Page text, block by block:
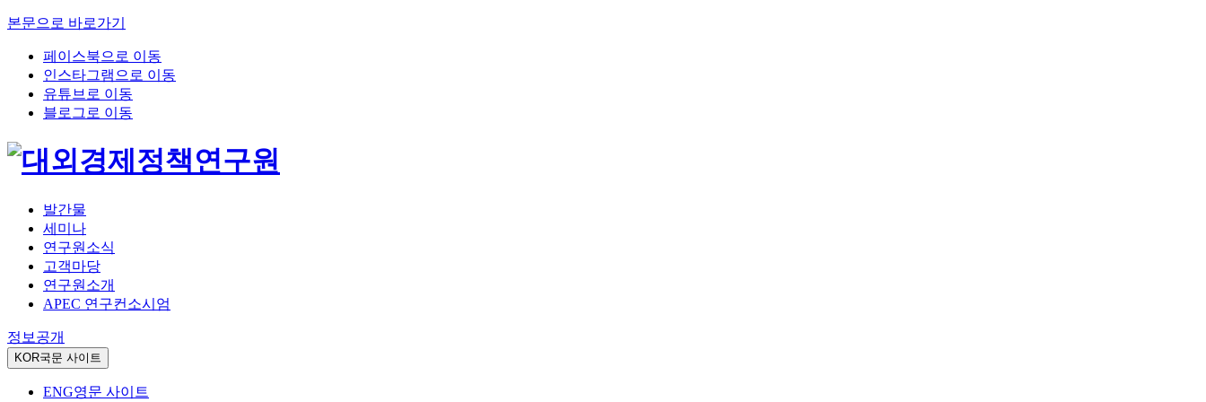
본문으로 바로가기
페이스북으로 이동
인스타그램으로 이동
유튜브로 이동
블로그로 이동
발간물
세미나
연구원소식
고객마당
연구원소개
APEC 연구컨소시엄
정보공개
KOR국문 사이트
ENG영문 사이트